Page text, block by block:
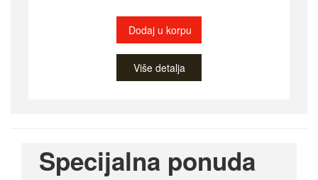
Dodaj u korpu
Više detalja
Specijalna ponuda